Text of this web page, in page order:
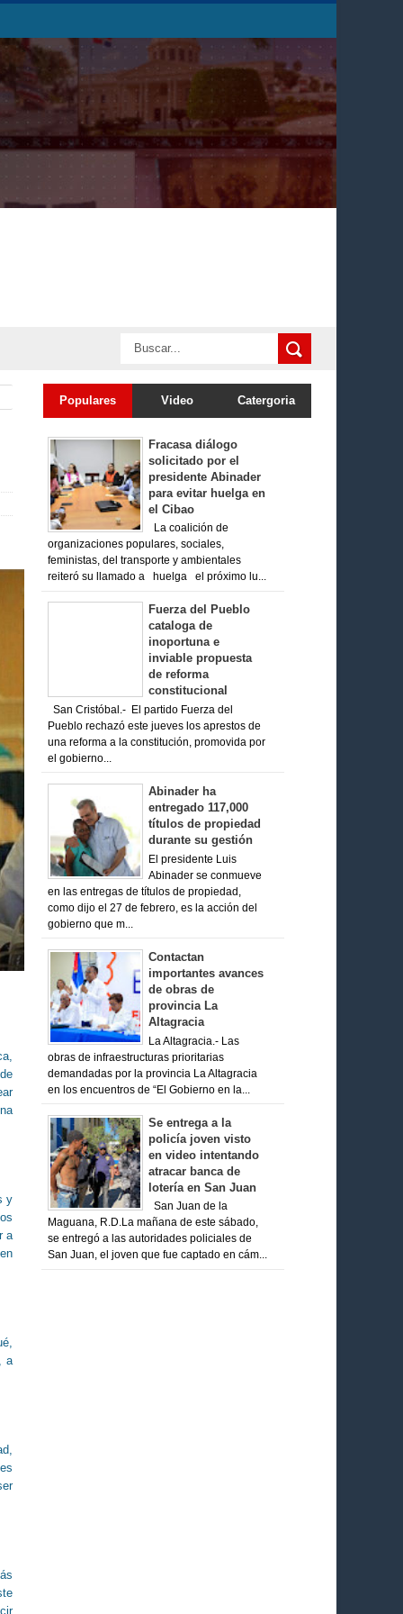
y
a
a
Populares Video Catergoria
Fracasa diálogo
solicitado por el
presidente Abinader
para evitar huelga en
el Cibao
La coalición de
organizaciones populares, sociales,
feministas, del transporte y ambientales
reiteró su llamado a huelga el próximo lu...
Fuerza del Pueblo
cataloga de
inoportuna e
inviable propuesta
de reforma
constitucional
San Cristóbal.- El partido Fuerza del
Pueblo rechazó este jueves los aprestos de
una reforma a la constitución, promovida por
el gobierno...
Abinader ha
entregado 117,000
títulos de propiedad
durante su gestión
El presidente Luis
Abinader se conmueve
en las entregas de títulos de propiedad,
como dijo el 27 de febrero, es la acción del
gobierno que m...
Contactan
importantes avances
de obras de
provincia La
Altagracia
La Altagracia.- Las
obras de infraestructuras prioritarias
demandadas por la provincia La Altagracia
en los encuentros de “El Gobierno en la...
Se entrega a la
policía joven visto
en video intentando
atracar banca de
lotería en San Juan
San Juan de la
Maguana, R.D.La mañana de este sábado,
se entregó a las autoridades policiales de
San Juan, el joven que fue captado en cám...